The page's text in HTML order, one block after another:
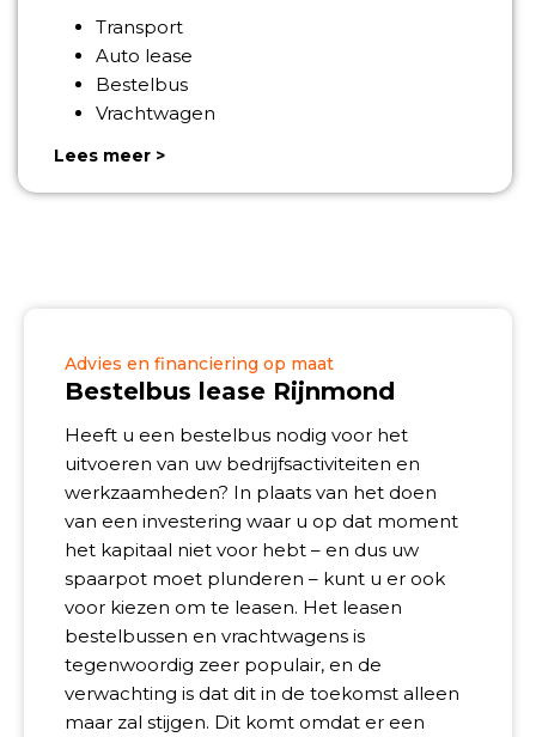
Transport
Auto lease
Bestelbus
Vrachtwagen
Lees meer >
Advies en financiering op maat
Bestelbus lease Rijnmond
Heeft u een bestelbus nodig voor het
uitvoeren van uw bedrijfsactiviteiten en
werkzaamheden? In plaats van het doen
van een investering waar u op dat moment
het kapitaal niet voor hebt – en dus uw
spaarpot moet plunderen – kunt u er ook
voor kiezen om te leasen. Het leasen
bestelbussen en vrachtwagens is
tegenwoordig zeer populair, en de
verwachting is dat dit in de toekomst alleen
maar zal stijgen. Dit komt omdat er een